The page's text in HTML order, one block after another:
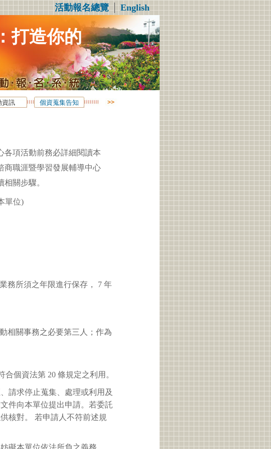
活動報名總覽│English
打造你的
資訊 個資蒐集告知
各項活動前務必詳細閱讀本
商職涯暨學習發展輔導中心
關步驟。
單位)
務所須之年限進行保存， 7 年
相關事務之必要第三人；作為
個資法第 20 條規定之利用。
請求停止蒐集、處理或利用及
件向本單位提出申請。若委託
核對。 若申請人不符前述規
礙本單位依法所負之義務。